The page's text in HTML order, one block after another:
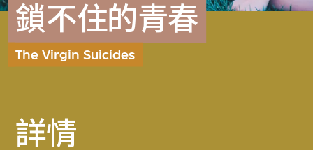
鎖不住的青春
The Virgin Suicides
詳情